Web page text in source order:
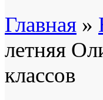
Главная »
летняя
классов